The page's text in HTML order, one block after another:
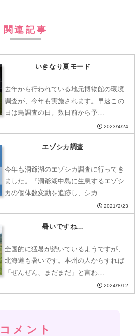
関連記事
いきなり夏モード
去年から行われている地元博物館の環境
調査が、今年も実施されます。早速この
日は鳥調査の日。数日前から予…
2023/4/24
エゾシカ調査
今年も洞爺湖のエゾシカ調査に行ってき
ました。『洞爺湖中島に生息するエゾシ
カの個体数変動を追跡し、シカ…
2021/2/23
暑いですね…
全国的に猛暑が続いているようですが、
北海道も暑いです。本州の人からすれば
「ぜんぜん、まだまだ」と言わ…
2024/8/12
コメント